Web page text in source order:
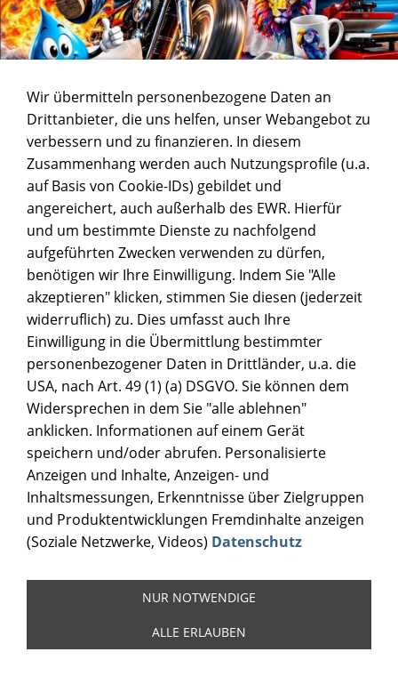
Wir übermitteln personenbezogene Daten an
Drittanbieter, die uns helfen, unser Webangebot zu
verbessern und zu finanzieren. In diesem
Zusammenhang werden auch Nutzungsprofile (u.a.
auf Basis von Cookie-IDs) gebildet und
angereichert, auch außerhalb des EWR. Hierfür
und um bestimmte Dienste zu nachfolgend
aufgeführten Zwecken verwenden zu dürfen,
benötigen wir Ihre Einwilligung. Indem Sie "Alle
akzeptieren" klicken, stimmen Sie diesen (jederzeit
widerruflich) zu. Dies umfasst auch Ihre
Einwilligung in die Übermittlung bestimmter
personenbezogener Daten in Drittländer, u.a. die
USA, nach Art. 49 (1) (a) DSGVO. Sie können dem
Widersprechen in dem Sie "alle ablehnen"
anklicken. Informationen auf einem Gerät
speichern und/oder abrufen. Personalisierte
Anzeigen und Inhalte, Anzeigen- und
Inhaltsmessungen, Erkenntnisse über Zielgruppen
und Produktentwicklungen Fremdinhalte anzeigen
(Soziale Netzwerke, Videos) Datenschutz
NUR NOTWENDIGE
ALLE ERLAUBEN